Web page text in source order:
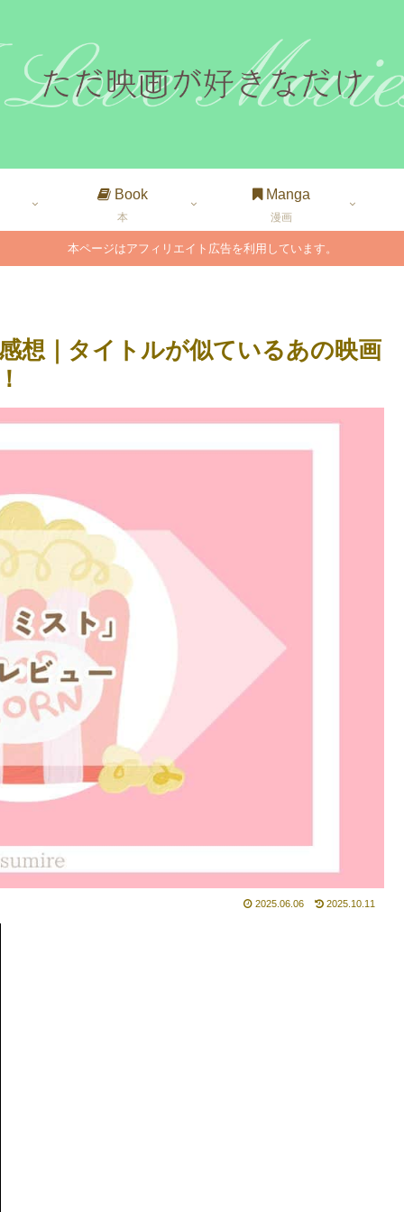
Book
本
Manga
漫画
本ページはアフィリエイト広告を利用しています。
想｜タイトルが似ているあの映画
2025.06.06 2025.10.11